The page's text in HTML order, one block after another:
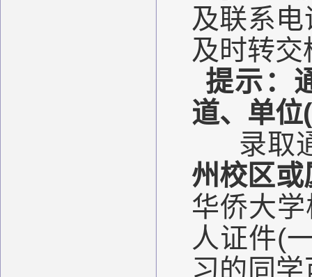
及联系
及时转
提示：
道、单位
录取
州校区或
华侨大
人证件(
习的同